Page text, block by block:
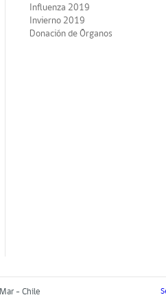
Influenza 2019
Invierno 2019
Donación de Órganos
- Chile